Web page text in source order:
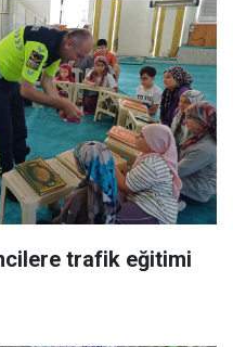
trafik eğitimi